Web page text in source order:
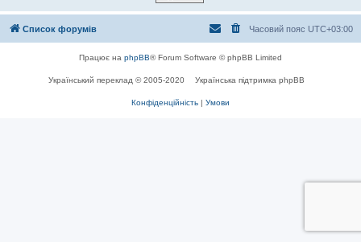
Список форумів Часовий пояс UTC+03:00
Працює на phpBB® Forum Software © phpBB Limited
Український переклад © 2005-2020 Українська підтримка phpBB
Конфіденційність | Умови